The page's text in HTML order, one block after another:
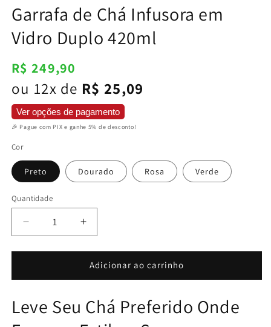
modal
Garrafa de Chá Infusora em
Vidro Duplo 420ml
Preço
normal
R$ 249,90
ou 12x de R$ 25,09
Ver opções de pagamento
🎉 Pague com PIX e ganhe 5% de desconto!
Cor
Preto Dourado Rosa Verde
Quantidade
Diminuir
a
quantidade
Garrafa
Chá
Infusora
Aumentar
a
quantidade
de
Garrafa
Chá
Infusora
Adicionar ao carrinho
Leve Seu Chá Preferido Onde